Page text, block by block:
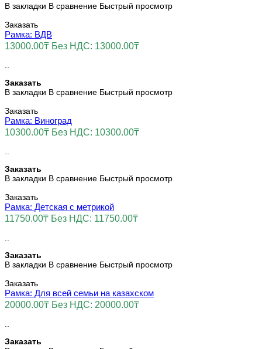
В закладки В сравнение Быстрый просмотр
Заказать
Рамка: ВДВ
13000.00₸ Без НДС: 13000.00₸
Заказать
В закладки В сравнение Быстрый просмотр
Заказать
Рамка: Виноград
10300.00₸ Без НДС: 10300.00₸
Заказать
В закладки В сравнение Быстрый просмотр
Заказать
Рамка: Детская с метрикой
11750.00₸ Без НДС: 11750.00₸
Заказать
В закладки В сравнение Быстрый просмотр
Заказать
Рамка: Для всей семьи на казахском
20000.00₸ Без НДС: 20000.00₸
Заказать